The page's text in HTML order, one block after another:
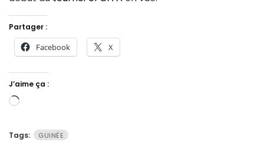
Partager :
Facebook X
J’aime ça :
Chargement…
Tags: GUINÉE